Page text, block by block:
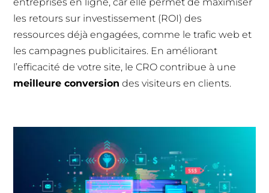
les retours sur investissement (ROI) des
ressources déjà engagées, comme le trafic web et
les campagnes publicitaires. En améliorant
l’efficacité de votre site, le CRO contribue à une
meilleure conversion des visiteurs en clients.